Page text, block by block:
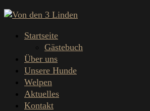
Startseite
Gästebuch
Über uns
Unsere Hunde
Welpen
Aktuelles
Kontakt